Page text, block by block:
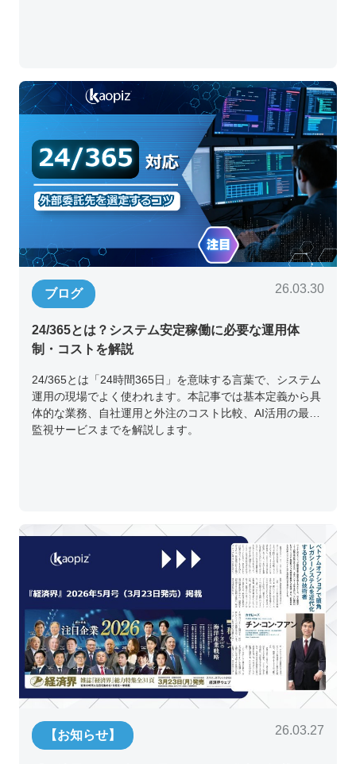
ブログ 26.03.30
24/365とは？システム安定稼働に必要な運用体
制・コストを解説
24/365とは「24時間365日」を意味する言葉で、システム
運用の現場でよく使われます。本記事では基本定義から具
体的な業務、自社運用と外注のコスト比較、AI活用の最新
監視サービスまでを解説します。
【お知らせ】 26.03.27